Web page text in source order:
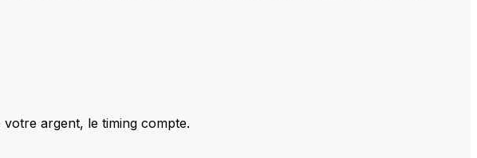
votre argent, le timing compte.